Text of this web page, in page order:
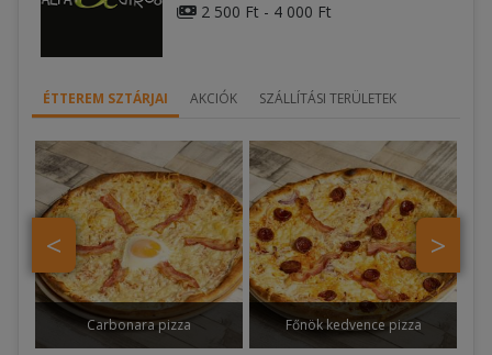
2 500 Ft - 4 000 Ft
ÉTTEREM SZTÁRJAI AKCIÓK SZÁLLÍTÁSI TERÜLETEK
>
<
Carbonara pizza Főnök kedvence pizza